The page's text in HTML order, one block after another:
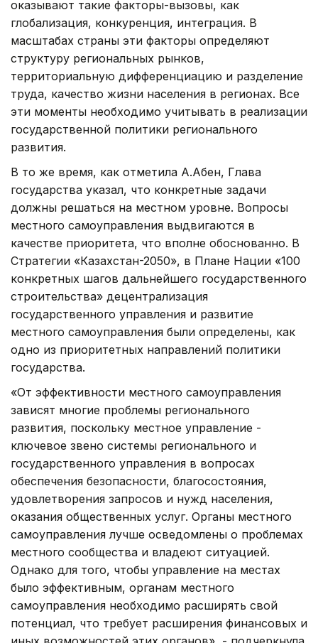
оказывают такие факторы-вызовы, как
глобализация, конкуренция, интеграция. В
масштабах страны эти факторы определяют
структуру региональных рынков,
территориальную дифференциацию и разделение
труда, качество жизни населения в регионах. Все
эти моменты необходимо учитывать в реализации
государственной политики регионального
развития.
В то же время, как отметила А.Абен, Глава
государства указал, что конкретные задачи
должны решаться на местном уровне. Вопросы
местного самоуправления выдвигаются в
качестве приоритета, что вполне обоснованно. В
Стратегии «Казахстан-2050», в Плане Нации «100
конкретных шагов дальнейшего государственного
строительства» децентрализация
государственного управления и развитие
местного самоуправления были определены, как
одно из приоритетных направлений политики
государства.
«От эффективности местного самоуправления
зависят многие проблемы регионального
развития, поскольку местное управление -
ключевое звено системы регионального и
государственного управления в вопросах
обеспечения безопасности, благосостояния,
удовлетворения запросов и нужд населения,
оказания общественных услуг. Органы местного
самоуправления лучше осведомлены о проблемах
местного сообщества и владеют ситуацией.
Однако для того, чтобы управление на местах
было эффективным, органам местного
самоуправления необходимо расширять свой
потенциал, что требует расширения финансовых и